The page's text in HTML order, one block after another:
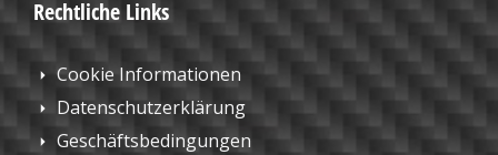
Rechtliche Links
Cookie Informationen
Datenschutzerklärung
Geschäftsbedingungen